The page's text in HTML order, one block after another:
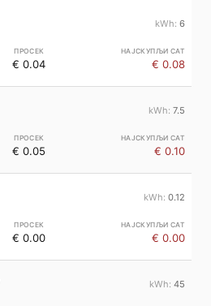
6
€ 0.04 € 0.08
7.5
€ 0.05 € 0.10
0.12
€ 0.00 € 0.00
45